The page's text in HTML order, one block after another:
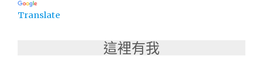
Translate
這裡有我